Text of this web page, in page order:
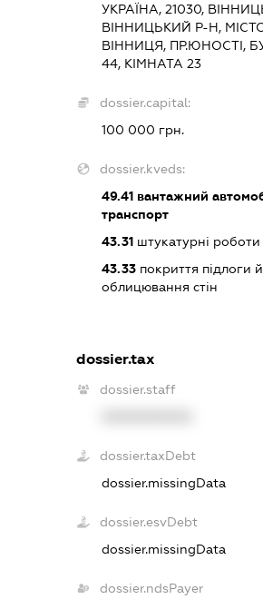
УКРАЇНА, 21030,
ВІННИЦЬКИЙ Р-Н,
ВІННИЦЯ, ПР.ЮНОСТІ,
44, КІМНАТА 23
dossier.capital:
100 000 грн.
dossier.kveds:
49.41вантажний
транспорт
43.31штукатурні роботи
43.33покриття підлоги й
облицювання стін
dossier.tax
dossier.staff
dossier.taxDebt
dossier.missingData
dossier.esvDebt
dossier.missingData
dossier.ndsPayer